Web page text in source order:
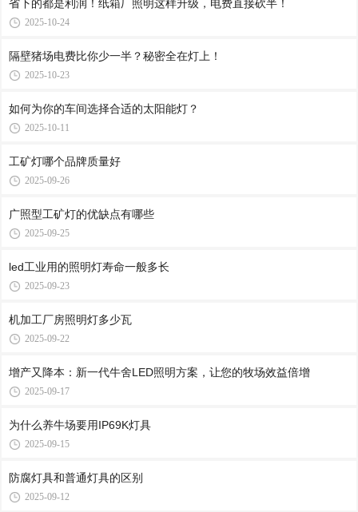
省下的都是利润！纸箱厂照明这样升级，电费直接砍半！
2025-10-24
隔壁猪场电费比你少一半？秘密全在灯上！
2025-10-23
如何为你的车间选择合适的太阳能灯？
2025-10-11
工矿灯哪个品牌质量好
2025-09-26
广照型工矿灯的优缺点有哪些
2025-09-25
led工业用的照明灯寿命一般多长
2025-09-23
机加工厂房照明灯多少瓦
2025-09-22
增产又降本：新一代牛舍LED照明方案，让您的牧场效益倍增
2025-09-17
为什么养牛场要用IP69K灯具
2025-09-15
防腐灯具和普通灯具的区别
2025-09-12